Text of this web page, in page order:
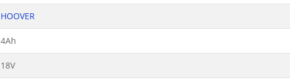
HOOVER
4Ah
18V